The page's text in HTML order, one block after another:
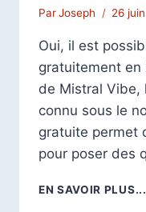
ParJoseph 26
Oui, il est
gratuitement
de Mistral Vibe,
connu sous le
gratuite permet
pour poser des
EN SAVOIR PLUS...